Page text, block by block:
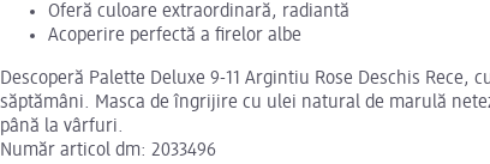
Oferă culoare extraordinară, radiantă
Acoperire perfectă a firelor albe
Descoperă Palette Deluxe 9-11 Argintiu Rose Deschis
săptămâni. Masca de îngrijire cu ulei natural de marulă
până la vârfuri.
Număr articol dm: 2033496